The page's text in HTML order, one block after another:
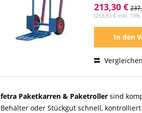
213,30 €
(253,83 € inkl. 19%
In den
Vergleichen
fetra Paketkarren & Paketroller sind
Behälter oder Stückgut schnell,